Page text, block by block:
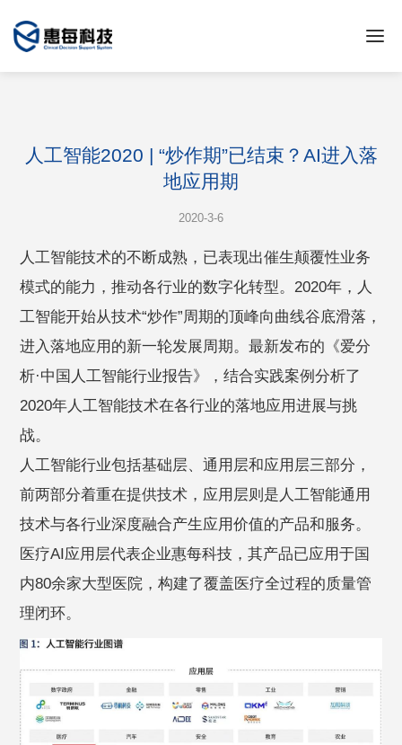
人工智能2020 | “炒作期”已结束？AI进入落
地应用期
2020-3-6
人工智能技术的不断成熟，已表现出催生颠覆性业务
模式的能力，推动各行业的数字化转型。2020年，人
工智能开始从技术“炒作”周期的顶峰向曲线谷底滑落，
进入落地应用的新一轮发展周期。最新发布的《爱分
析·中国人工智能行业报告》，结合实践案例分析了
2020年人工智能技术在各行业的落地应用进展与挑
战。
人工智能行业包括基础层、通用层和应用层三部分，
前两部分着重在提供技术，应用层则是人工智能通用
技术与各行业深度融合产生应用价值的产品和服务。
医疗AI应用层代表企业惠每科技，其产品已应用于国
内80余家大型医院，构建了覆盖医疗全过程的质量管
理闭环。